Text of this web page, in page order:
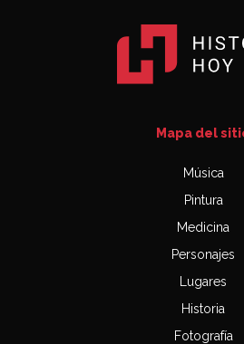
Mapa del
Música
Pintura
Medicina
Personajes
Lugares
Historia
Fotografía